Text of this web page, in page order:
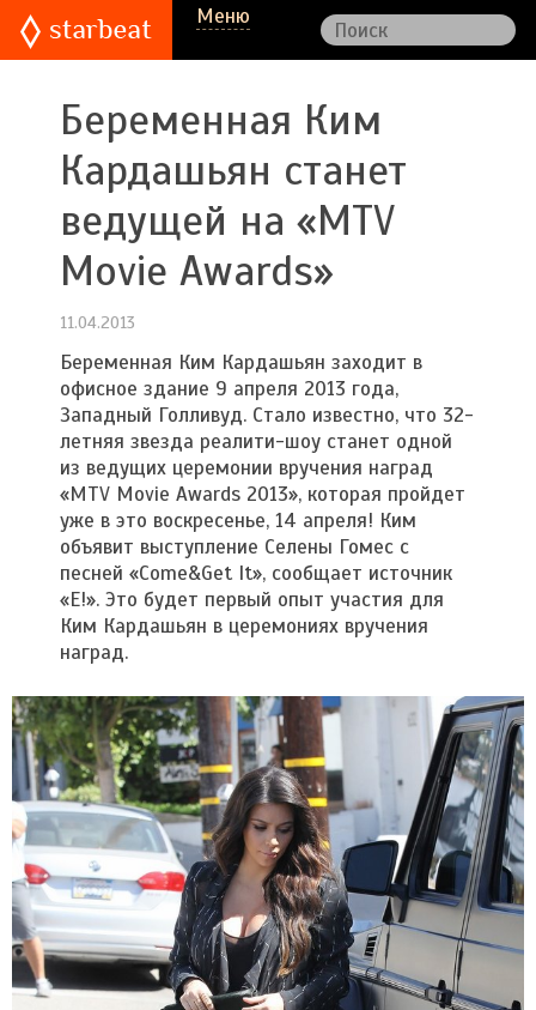
Меню
Беременная Ким
Кардашьян станет
ведущей на «MTV
Movie Awards»
11.04.2013
Беременная Ким Кардашьян заходит в
офисное здание 9 апреля 2013 года,
Западный Голливуд. Стало известно, что 32-
летняя звезда реалити-шоу станет одной
из ведущих церемонии вручения наград
«MTV Movie Awards 2013», которая пройдет
уже в это воскресенье, 14 апреля! Ким
объявит выступление Селены Гомес с
песней «Come&Get It», сообщает источник
«E!». Это будет первый опыт участия для
Ким Кардашьян в церемониях вручения
наград.